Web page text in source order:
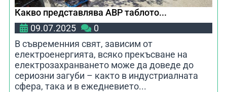
Какво представлява АВР таблото...
09.07.2025
0
В съвременния свят, зависим от
електроенергията, всяко прекъсване на
електрозахранването може да доведе до
сериозни загуби – както в индустриалната
сфера, така и в ежедневието...